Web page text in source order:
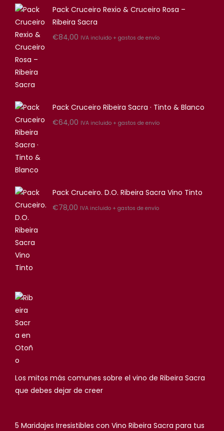
Pack Cruceiro Rexio & Cruceiro Rosa –
Ribeira Sacra
€84,00 IVA incluido + gastos de envío
Pack Cruceiro Ribeira Sacra · Tinto & Blanco
€64,00 IVA incluido + gastos de envío
Pack Cruceiro. D.O. Ribeira Sacra Vino Tinto
€78,00 IVA incluido + gastos de envío
Los mitos más comunes sobre el vino de Ribeira Sacra
que debes dejar de creer
5 Maridajes Irresistibles con Vino Ribeira Sacra para tus